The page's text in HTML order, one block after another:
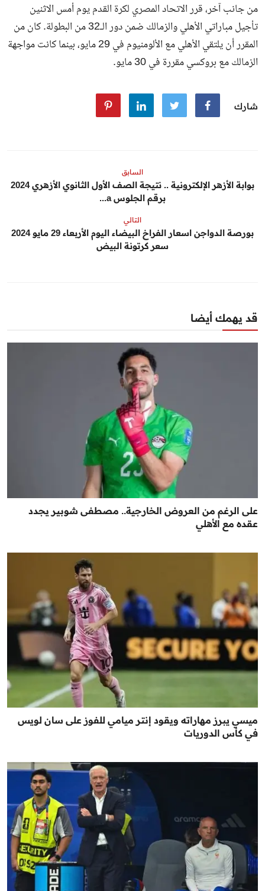
من جانب آخر، قرر الاتحاد المصري لكرة القدم يوم أمس الاثنين
تأجيل مباراتي الأهلي والزمالك ضمن دور الـ32 من البطولة. كان من
المقرر أن يلتقي الأهلي مع الألومنيوم في 29 مايو، بينما كانت مواجهة
الزمالك مع بروكسي مقررة في 30 مايو.
شارك
السابق
بوابة الأزهر الإلكترونية .. نتيجة الصف الأول الثانوي الأزهري 2024
برقم الجلوس a...
التالي
بورصة الدواجن اسعار الفراخ البيضاء اليوم الأربعاء 29 مايو 2024
سعر كرتونة البيض
قد يهمك أيضا
على الرغم من العروض الخارجية.. مصطفى شوبير يجدد
عقده مع الأهلي
ميسي يبرز مهاراته ويقود إنتر ميامي للفوز على سان لويس
في كأس الدوريات